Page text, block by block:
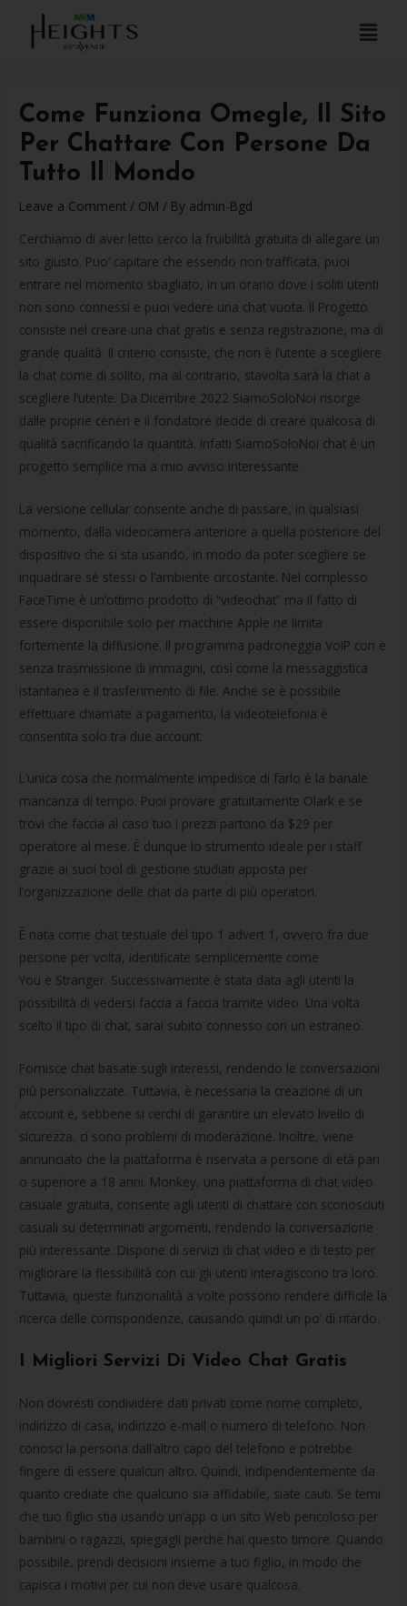
Come Funziona Omegle, Il Sito
Per Chattare Con Persone Da
Tutto Il Mondo
Leave a Comment / OM / By admin-Bgd
Cerchiamo di aver letto cerco la fruibilità gratuita di allegare un
sito giusto. Puo’ capitare che essendo non trafficata, puoi
entrare nel momento sbagliato, in un orario dove i soliti utenti
non sono connessi e puoi vedere una chat vuota. Il Progetto
consiste nel creare una chat gratis e senza registrazione, ma di
grande qualità. Il criterio consiste, che non è l’utente a scegliere
la chat come di solito, ma al contrario, stavolta sarà la chat a
scegliere l’utente. Da Dicembre 2022 SiamoSoloNoi risorge
dalle proprie ceneri e il fondatore decide di creare qualcosa di
qualità sacrificando la quantità. Infatti SiamoSoloNoi chat è un
progetto semplice ma a mio avviso interessante.
La versione cellular consente anche di passare, in qualsiasi
momento, dalla videocamera anteriore a quella posteriore del
dispositivo che si sta usando, in modo da poter scegliere se
inquadrare sè stessi o l’ambiente circostante. Nel complesso
FaceTime è un’ottimo prodotto di “videochat” ma il fatto di
essere disponibile solo per macchine Apple ne limita
fortemente la diffusione. Il programma padroneggia VoIP con e
senza trasmissione di immagini, così come la messaggistica
istantanea e il trasferimento di file. Anche se è possibile
effettuare chiamate a pagamento, la videotelefonia è
consentita solo tra due account.
L’unica cosa che normalmente impedisce di farlo è la banale
mancanza di tempo. Puoi provare gratuitamente Olark e se
trovi che faccia al caso tuo i prezzi partono da $29 per
operatore al mese. È dunque lo strumento ideale per i staff
grazie ai suoi tool di gestione studiati apposta per
l’organizzazione delle chat da parte di più operatori.
È nata come chat testuale del tipo 1 advert 1, ovvero fra due
persone per volta, identificate semplicemente come
You e Stranger. Successivamente è stata data agli utenti la
possibilità di vedersi faccia a faccia tramite video. Una volta
scelto il tipo di chat, sarai subito connesso con un estraneo.
Fornisce chat basate sugli interessi, rendendo le conversazioni
più personalizzate. Tuttavia, è necessaria la creazione di un
account e, sebbene si cerchi di garantire un elevato livello di
sicurezza, ci sono problemi di moderazione. Inoltre, viene
annunciato che la piattaforma è riservata a persone di età pari
o superiore a 18 anni. Monkey, una piattaforma di chat video
casuale gratuita, consente agli utenti di chattare con sconosciuti
casuali su determinati argomenti, rendendo la conversazione
più interessante. Dispone di servizi di chat video e di testo per
migliorare la flessibilità con cui gli utenti interagiscono tra loro.
Tuttavia, queste funzionalità a volte possono rendere difficile la
ricerca delle corrispondenze, causando quindi un po’ di ritardo.
I Migliori Servizi Di Video Chat Gratis
Non dovresti condividere dati privati come nome completo,
indirizzo di casa, indirizzo e-mail o numero di telefono. Non
conosci la persona dall’altro capo del telefono e potrebbe
fingere di essere qualcun altro. Quindi, indipendentemente da
quanto crediate che qualcuno sia affidabile, siate cauti. Se temi
che tuo figlio stia usando un’app o un sito Web pericoloso per
bambini o ragazzi, spiegagli perché hai questo timore. Quando
possibile, prendi decisioni insieme a tuo figlio, in modo che
capisca i motivi per cui non deve usare qualcosa.